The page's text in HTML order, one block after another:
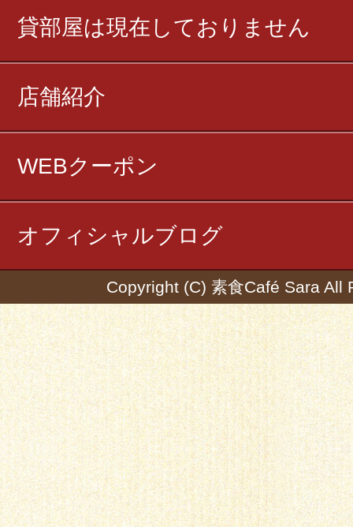
貸部屋は現在しておりません
店舗紹介
WEBクーポン
オフィシャルブログ
Copyright (C) 素食Café Sara All